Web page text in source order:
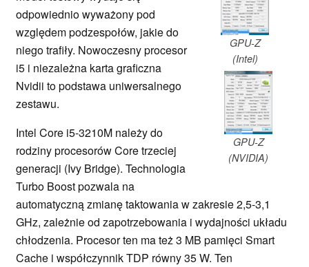
GPU-Z
(Intel)
GPU-Z
(NVIDIA)
odpowiednio wyważony pod
względem podzespołów, jakie do
niego trafiły. Nowoczesny procesor
i5 i niezależna karta graficzna
Nvidii to podstawa uniwersalnego
zestawu.
Intel Core i5-3210M należy do
rodziny procesorów Core trzeciej
generacji (Ivy Bridge). Technologia
Turbo Boost pozwala na
automatyczną zmianę taktowania w zakresie 2,5-3,1
GHz, zależnie od zapotrzebowania i wydajności układu
chłodzenia. Procesor ten ma też 3 MB pamięci Smart
Cache i współczynnik TDP równy 35 W. Ten